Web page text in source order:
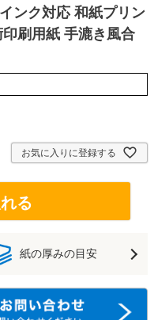
ンク対応 和紙プリン
刷用紙 手漉き風合
お気に入りに登録する
る
紙の厚みの目安